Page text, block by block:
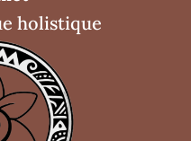
holistique